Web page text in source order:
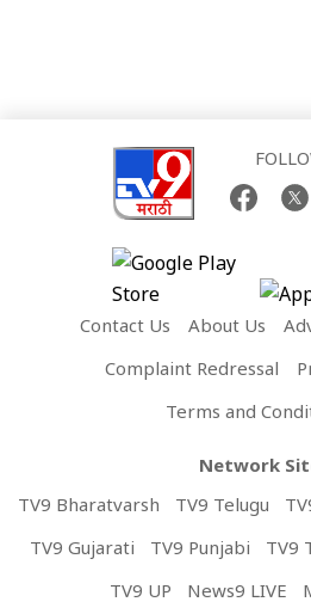
Contact Us About Us
Complaint Redressal
Terms and
Network
TV9 Bharatvarsh
TV9 Telugu
TV9 Gujarati
TV9 Punjabi TV9
TV9 UP
News9 LIVE